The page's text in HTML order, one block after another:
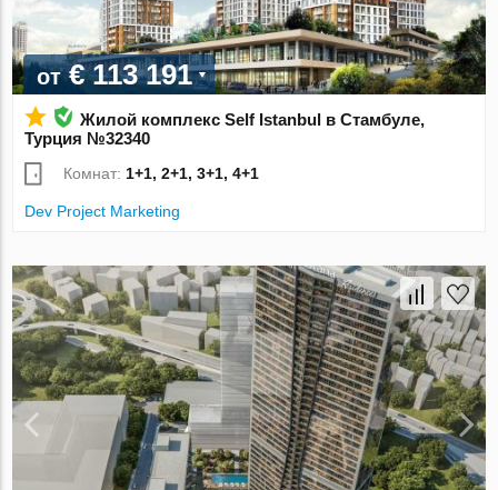
от€ 113 191
Жилой комплекс Self Istanbul в Стамбуле,
Турция №32340
Комнат: 1+1, 2+1, 3+1, 4+1
Dev Project Marketing